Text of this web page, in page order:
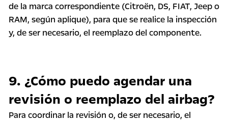
de la marca correspondiente (Citroën, DS, FIAT, Jeep o
RAM, según aplique), para que se realice la inspección
y, de ser necesario, el reemplazo del componente.
9. ¿Cómo puedo agendar una
revisión o reemplazo del airbag?
Para coordinar la revisión o, de ser necesario, el